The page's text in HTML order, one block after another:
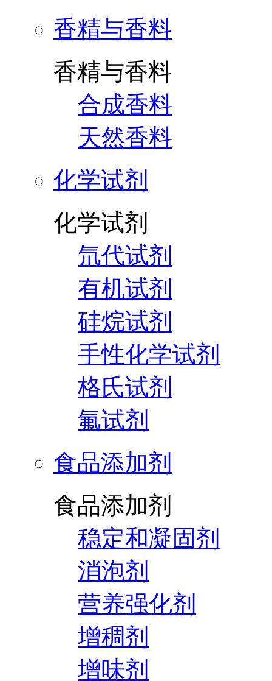
香精与香料
香精与香料
合成香料
天然香料
化学试剂
化学试剂
氘代试剂
有机试剂
硅烷试剂
手性化学试剂
格氏试剂
氟试剂
食品添加剂
食品添加剂
稳定和凝固剂
消泡剂
营养强化剂
增稠剂
增味剂